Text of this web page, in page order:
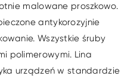
malowane proszkowo.
antykorozyjnie
Wszystkie śruby
polimerowymi. Lina
urządzeń w standardzie